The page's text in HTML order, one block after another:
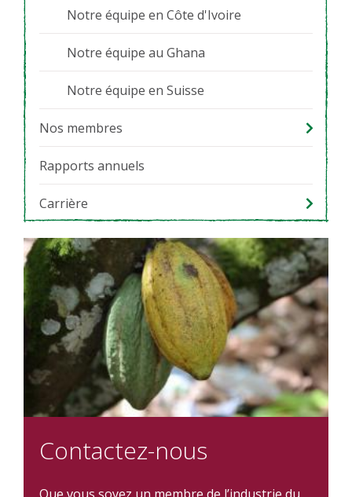
Notre équipe en Côte d'Ivoire
Notre équipe au Ghana
Notre équipe en Suisse
Nos membres
Rapports annuels
Carrière
Contactez-nous